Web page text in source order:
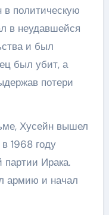
политическую
в неудавшейся
и был
был убит, а
потери
Хусейн вышел
1968 году
партии Ирака.
армию и начал